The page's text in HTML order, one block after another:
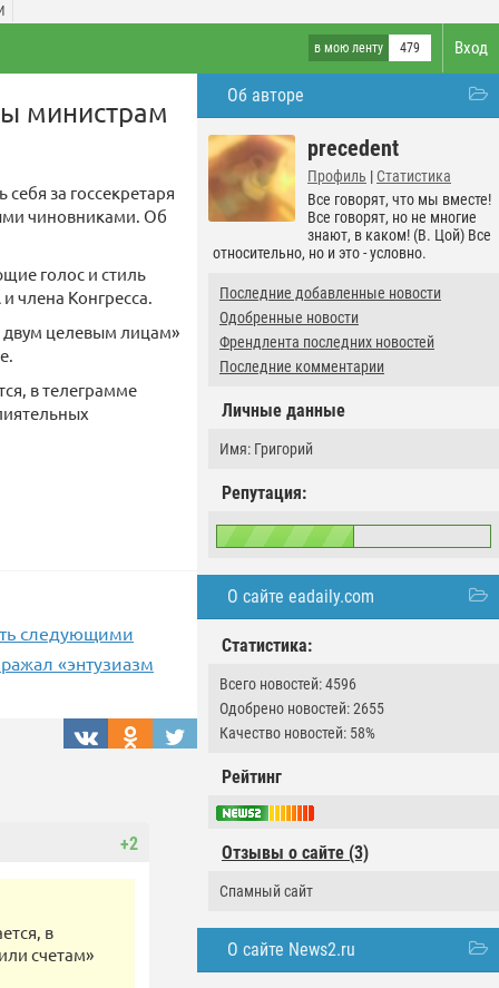
Вход
в мою ленту 479
Об авторе
precedent
Профиль | Статистика
Все говорят, что мы вместе!
Все говорят, но не многие
знают, в каком! (В. Цой) Все
относительно, но и это - условно.
Последние добавленные новости
Одобренные новости
Френдлента последних новостей
Последние комментарии
Личные данные
Имя: Григорий
Репутация:
О сайте eadaily.com
Статистика:
Всего новостей: 4596
Одобрено новостей: 2655
Качество новостей: 58%
Рейтинг
Отзывы о сайте (3)
Спамный сайт
О сайте News2.ru
министрам
за госсекретаря
чиновниками. Об
голос и стиль
члена Конгресса.
целевым лицам»
в телеграмме
следующими
«энтузиазм
+2
в
счетам»